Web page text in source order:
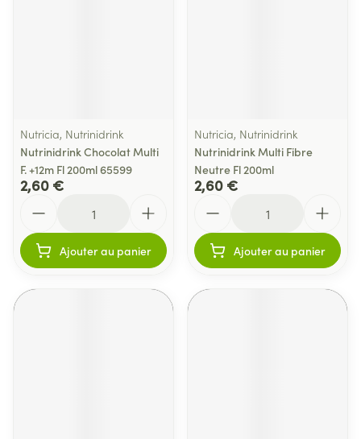
Nutricia, Nutrinidrink
Nutrinidrink Chocolat Multi
F. +12m Fl 200ml 65599
2,60 €
Ajouter au panier
Nutricia, Nutrinidrink
Nutrinidrink Multi Fibre
Neutre Fl 200ml
2,60 €
Ajouter au panier